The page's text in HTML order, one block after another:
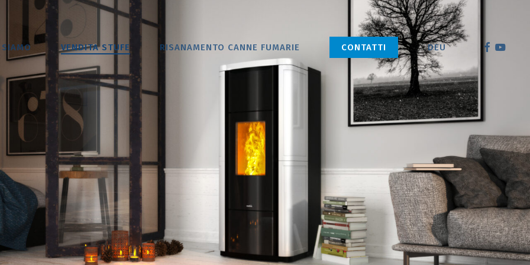
VENDITA STUFE RISANAMENTO CANNE FUMARIE CONTATTI DEU FACEBOOK